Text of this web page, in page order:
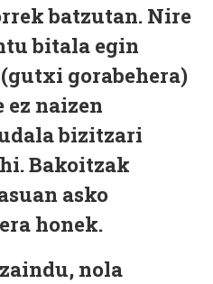
batzutan. Nire
bitala egin
gorabehera)
ez naizen
bizitzari
Bakoitzak
asko
honek.
nola